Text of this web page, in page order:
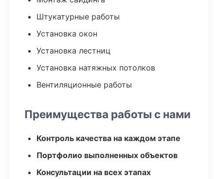
Штукатурные работы
Установка окон
Установка лестниц
Установка натяжных потолков
Вентиляционные работы
Преимущества работы с нами
Контроль качества на каждом этапе
Портфолио выполненных объектов
Консультации на всех этапах